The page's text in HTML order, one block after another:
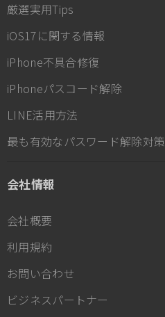
厳選実用Tips
iOS17に関する情報
iPhone不具合修復
iPhoneパスコード解除
LINE活用方法
最も有効なパスワード解除対策
会社情報
会社概要
利用規約
お問い合わせ
ビジネスパートナー